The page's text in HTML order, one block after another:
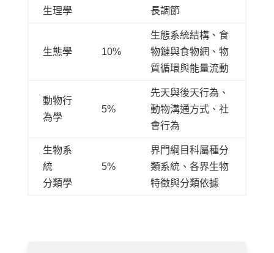
生理學 長調節
生態學 10%
生態系統結構、食
物鏈與食物網、物
質循環與能量流動
動物行
為學
5%
先天與後天行為、
動物溝通方式、社
會行為
生物系
統
分類學
5%
界門綱目科屬種分
類系統、各界生物
特徵與分類依據